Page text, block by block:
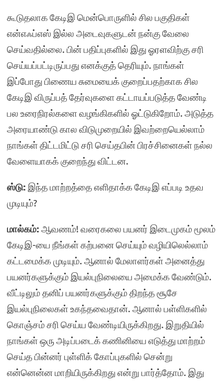
கூடுதலாக கேடிஇ மென்பொருளில் சில பகுதிகள்
என்எஃப்எஸ் இல்ல அடைவுகளுடன் நன்கு வேலை
செய்வதில்லை. பின் பதிப்புகளில் இது ஓரளவிற்கு சரி
செய்யப்பட்டிருப்பது எனக்குத் தெரியும். நாங்கள்
இப்போது பிணைய சுமையைக் குறைப்பதற்காக சில
கேடிஇ விருப்பத் தேர்வுகளை கட்டாயப்படுத்த வேண்டி
பல உரைநிரல்களை வழங்கிகளில் ஓட்டுகிறோம். அடுத்த
அரையாண்டு கால விடுமுறையில் இவற்றையெல்லாம்
நாங்கள் திட்டமிட்டு சரி செய்தபின் பிரச்சினைகள் நல்ல
வேளையாகக் குறைந்து விட்டன.
ஸ்டு: இந்த மாற்றத்தை எளிதாக்க கேடிஇ எப்படி உதவ
முடியும்?
மால்கம்: ஆவணம்! வரைகலை பயனர் இடைமுகம் மூலம்
கேடிஇ-யை நீங்கள் கற்பனை செய்யும் வழியிலெல்லாம்
கட்டமைக்க முடியும். ஆனால் மேலாளர்கள் அனைத்து
பயனர்களுக்கும் இயல்புநிலையை அமைக்க வேண்டும்.
வீட்டிலும் தனிப் பயனர்களுக்கும் திறந்த சூசே
இயல்புநிலைகள் உகந்தவைதான். ஆனால் பள்ளிகளில்
கொஞ்சம் சரி செய்ய வேண்டியிருக்கிறது. இறுதியில்
நாங்கள் ஒரு அடிப்படைக் கணினியை எடுத்து மாற்றம்
செய்த பின்னர் புள்ளிக் கோப்புகளில் சென்று
என்னென்ன மாறியிருக்கிறது என்று பார்த்தோம். இது